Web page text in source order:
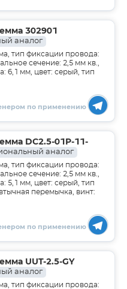
302901
аналог
тип фиксации провода:
сечение: 2,5 мм кв.,
6,1 мм, цвет: серый, тип
по применению
DC2.5-01P-11-
аналог
тип фиксации провода:
сечение: 2,5 мм кв.,
5,1 мм, цвет: серый, тип
перемычка, винт:
по применению
UUT-2.5-GY
аналог
тип фиксации провода: